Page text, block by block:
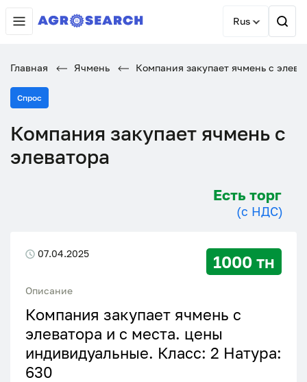
Rus
Главная Ячмень Компания закупает ячмень с
Спрос
Компания закупает ячмень с
элеватора
Есть торг
(с НДС)
07.04.2025 1000 тн
Описание
Компания закупает ячмень с
элеватора и с места. цены
индивидуальные. Класс: 2 Натура:
630